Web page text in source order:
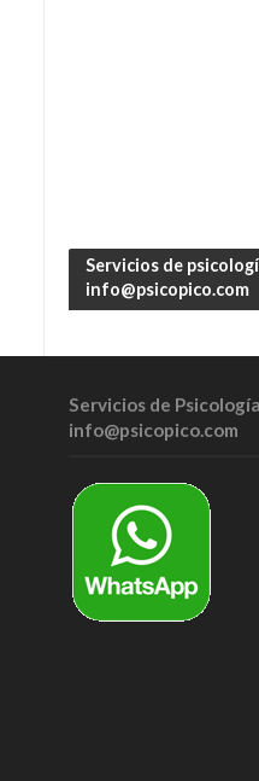
Servicios de
info@psicopico.com
Servicios de
info@psicopico.com